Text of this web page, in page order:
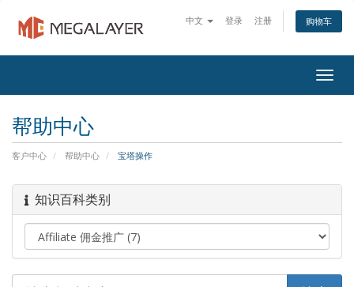
中文 登录 注册 购物车
帮助中心
客户中心 帮助中心 宝塔操作
知识百科类别